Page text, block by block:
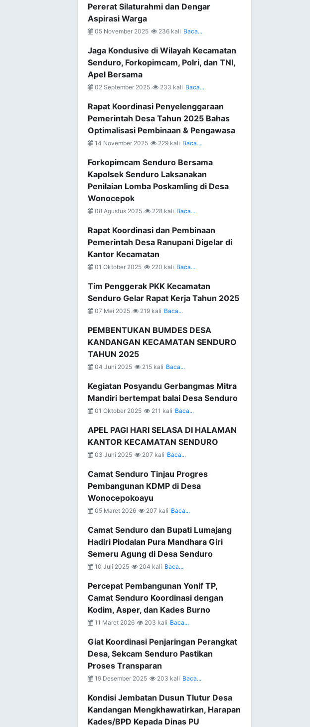
Pererat Silaturahmi dan Dengar
Aspirasi Warga
05 November 2025 236 kali Baca...
Jaga Kondusive di Wilayah Kecamatan
Senduro, Forkopimcam, Polri, dan TNI,
Apel Bersama
02 September 2025 233 kali Baca...
Rapat Koordinasi Penyelenggaraan
Pemerintah Desa Tahun 2025 Bahas
Optimalisasi Pembinaan & Pengawasa
14 November 2025 229 kali Baca...
Forkopimcam Senduro Bersama
Kapolsek Senduro Laksanakan
Penilaian Lomba Poskamling di Desa
Wonocepok
08 Agustus 2025 228 kali Baca...
Rapat Koordinasi dan Pembinaan
Pemerintah Desa Ranupani Digelar di
Kantor Kecamatan
01 Oktober 2025 220 kali Baca...
Tim Penggerak PKK Kecamatan
Senduro Gelar Rapat Kerja Tahun 2025
07 Mei 2025 219 kali Baca...
PEMBENTUKAN BUMDES DESA
KANDANGAN KECAMATAN SENDURO
TAHUN 2025
04 Juni 2025 215 kali Baca...
Kegiatan Posyandu Gerbangmas Mitra
Mandiri bertempat balai Desa Senduro
01 Oktober 2025 211 kali Baca...
APEL PAGI HARI SELASA DI HALAMAN
KANTOR KECAMATAN SENDURO
03 Juni 2025 207 kali Baca...
Camat Senduro Tinjau Progres
Pembangunan KDMP di Desa
Wonocepokoayu
05 Maret 2026 207 kali Baca...
Camat Senduro dan Bupati Lumajang
Hadiri Piodalan Pura Mandhara Giri
Semeru Agung di Desa Senduro
10 Juli 2025 204 kali Baca...
Percepat Pembangunan Yonif TP,
Camat Senduro Koordinasi dengan
Kodim, Asper, dan Kades Burno
11 Maret 2026 203 kali Baca...
Giat Koordinasi Penjaringan Perangkat
Desa, Sekcam Senduro Pastikan
Proses Transparan
19 Desember 2025 203 kali Baca...
Kondisi Jembatan Dusun Tlutur Desa
Kandangan Mengkhawatirkan, Harapan
Kades/BPD Kepada Dinas PU